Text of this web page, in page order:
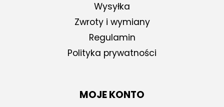
Wysyłka
Zwroty i wymiany
Regulamin
Polityka prywatności
MOJE KONTO